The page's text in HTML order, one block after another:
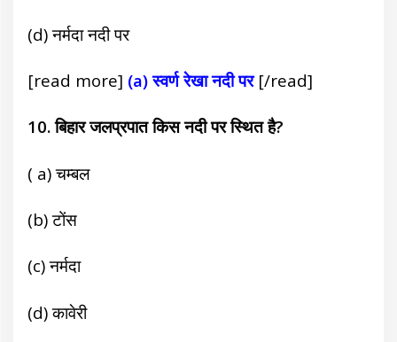
(d) नर्मदा नदी पर
[read more] (a) स्वर्ण रेखा नदी पर[/read]
10. बिहार जलप्रपात किस नदी पर स्थित है?
( a) चम्बल
(b) टोंस
(c) नर्मदा
(d) कावेरी